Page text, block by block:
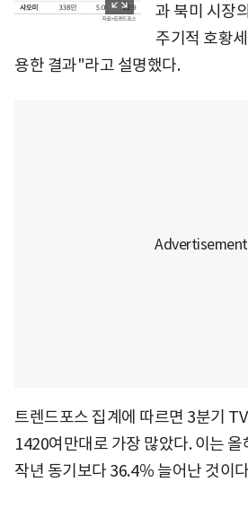
과 북미 시장
주기적 호황
용한 결과"라고 설명했다.
트렌드포스 집계에 따르면 3분기
1420여만대로 가장 많았다. 이는
작년 동기보다 36.4％ 늘어난 것이